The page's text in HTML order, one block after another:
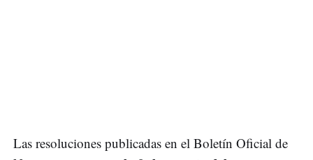
Las resoluciones publicadas en el Boletín Oficial de